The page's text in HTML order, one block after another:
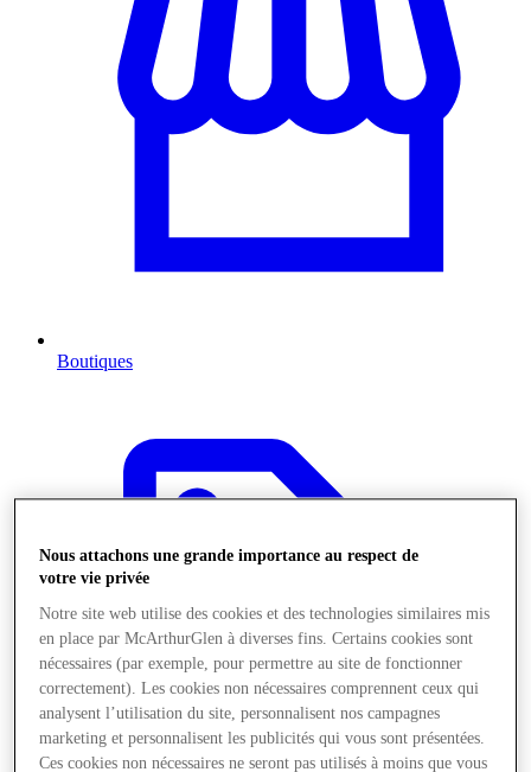
Boutiques
Nous attachons une grande importance au respect de
votre vie privée
Notre site web utilise des cookies et des technologies similaires mis
en place par McArthurGlen à diverses fins. Certains cookies sont
nécessaires (par exemple, pour permettre au site de fonctionner
correctement). Les cookies non nécessaires comprennent ceux qui
analysent l’utilisation du site, personnalisent nos campagnes
marketing et personnalisent les publicités qui vous sont présentées.
Ces cookies non nécessaires ne seront pas utilisés à moins que vous